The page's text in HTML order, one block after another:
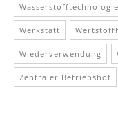
Wasserstofftechnologie
Werkstatt
Wiederverwendung
Zentraler Betriebshof